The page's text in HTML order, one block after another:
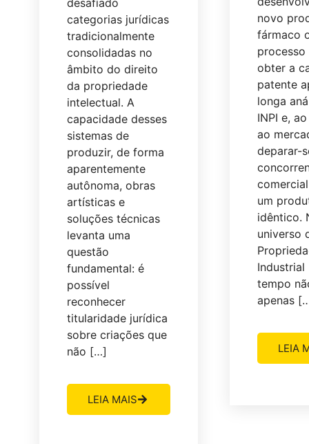
desafiado
categorias jurídicas
tradicionalmente
consolidadas no
âmbito do direito
da propriedade
intelectual. A
capacidade desses
sistemas de
produzir, de forma
aparentemente
autônoma, obras
artísticas e
soluções técnicas
levanta uma
questão
fundamental: é
possível
reconhecer
titularidade jurídica
sobre criações que
não […]
LEIA MAIS
novo
fármaco
processo
obter a
patente
longa
INPI e,
ao
deparar-
um
idêntico.
universo
Industrial
tempo
apenas
LEIA